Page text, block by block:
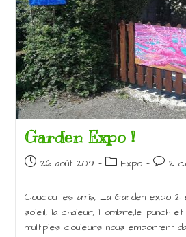
Garden Expo !
Publication
26 août 2019
PostExpo 2
Coucou les amis, La Garden expo 2
soleil, la chaleur, l ombre,le punch
multiples couleurs nous emportent